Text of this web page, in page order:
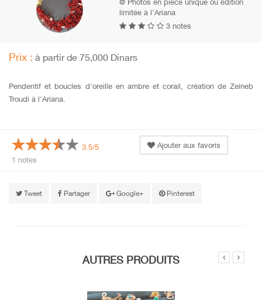
limitée à l'Ariana
3 notes
Prix : à partir de 75,000 Dinars
Pendentif et boucles d'oreille en ambre et corail, création de Zeineb
Troudi à l'Ariana.
3.5/5
Ajouter aux favoris
1 notes
Tweet Partager Google+ Pinterest
AUTRES PRODUITS